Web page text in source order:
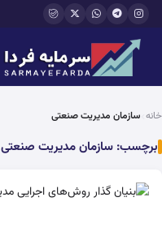
رفتن به محتوای اصلی
خانه سازمان مدیریت صنعتی
برچسب: سازمان مدیریت صنعتی